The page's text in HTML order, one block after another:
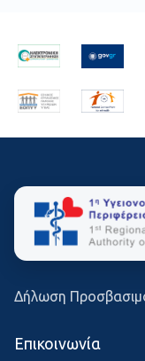
Δήλωση
Επικοινωνία